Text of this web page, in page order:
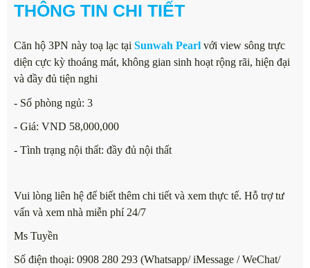
THÔNG TIN CHI TIẾT
Căn hộ 3PN này toạ lạc tại Sunwah Pearl với view sông trực
diện cực kỳ thoáng mát, không gian sinh hoạt rộng rãi, hiện đại
và đầy đủ tiện nghi
- Số phòng ngủ: 3
- Giá: VND 58,000,000
- Tình trạng nội thất: đầy đủ nội thất
Vui lòng liên hệ để biết thêm chi tiết và xem thực tế. Hỗ trợ tư
vấn và xem nhà miễn phí 24/7
Ms Tuyền
Số điện thoại: 0908 280 293 (Whatsapp/ iMessage / WeChat/